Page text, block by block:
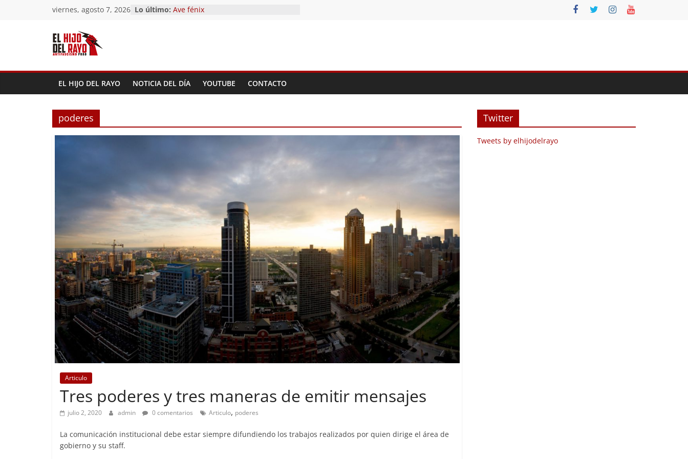
viernes, agosto 7, 2026 Lo último: Ave fénix
EL HIJO DEL RAYO NOTICIA DEL DÍA YOUTUBE CONTACTO
poderes
Articulo
Tres poderes y tres maneras de emitir mensajes
julio 2, 2020 admin 0 comentarios Articulo, poderes
La comunicación institucional debe estar siempre difundiendo los trabajos realizados por quien dirige el área de
gobierno y su staff.
Twitter
Tweets by elhijodelrayo